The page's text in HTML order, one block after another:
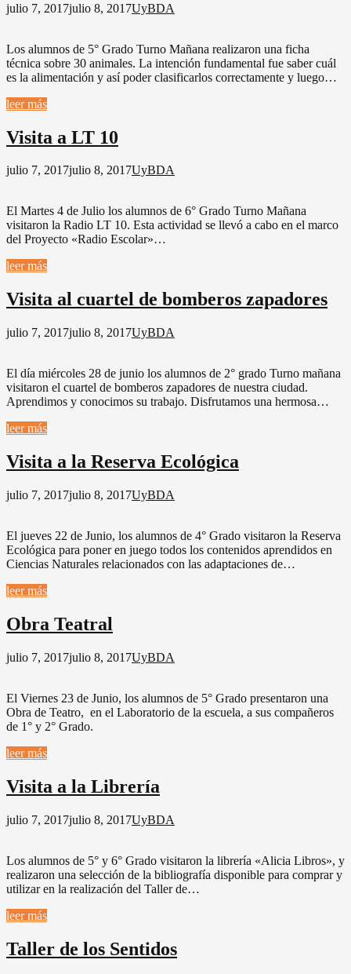
julio 7, 2017julio 8, 2017UyBDA
Los alumnos de 5° Grado Turno Mañana realizaron una ficha
técnica sobre 30 animales. La intención fundamental fue saber cuál
es la alimentación y así poder clasificarlos correctamente y luego…
leer más
Visita a LT 10
julio 7, 2017julio 8, 2017UyBDA
El Martes 4 de Julio los alumnos de 6° Grado Turno Mañana
visitaron la Radio LT 10. Esta actividad se llevó a cabo en el marco
del Proyecto «Radio Escolar»…
leer más
Visita al cuartel de bomberos zapadores
julio 7, 2017julio 8, 2017UyBDA
El día miércoles 28 de junio los alumnos de 2° grado Turno mañana
visitaron el cuartel de bomberos zapadores de nuestra ciudad.
Aprendimos y conocimos su trabajo. Disfrutamos una hermosa…
leer más
Visita a la Reserva Ecológica
julio 7, 2017julio 8, 2017UyBDA
El jueves 22 de Junio, los alumnos de 4° Grado visitaron la Reserva
Ecológica para poner en juego todos los contenidos aprendidos en
Ciencias Naturales relacionados con las adaptaciones de…
leer más
Obra Teatral
julio 7, 2017julio 8, 2017UyBDA
El Viernes 23 de Junio, los alumnos de 5° Grado presentaron una
Obra de Teatro, en el Laboratorio de la escuela, a sus compañeros
de 1° y 2° Grado.
leer más
Visita a la Librería
julio 7, 2017julio 8, 2017UyBDA
Los alumnos de 5° y 6° Grado visitaron la librería «Alicia Libros», y
realizaron una selección de la bibliografía disponible para comprar y
utilizar en la realización del Taller de…
leer más
Taller de los Sentidos